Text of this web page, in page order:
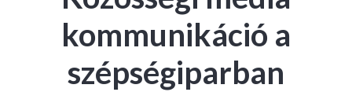
kommunikáció a
szépségiparban